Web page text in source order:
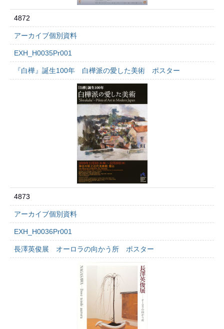
4872
アーカイブ個別資料
EXH_H0035Pr001
『白樺』誕生100年 白樺派の愛した美術 ポスター
4873
アーカイブ個別資料
EXH_H0036Pr001
長澤英俊展 オーロラの向かう所 ポスター